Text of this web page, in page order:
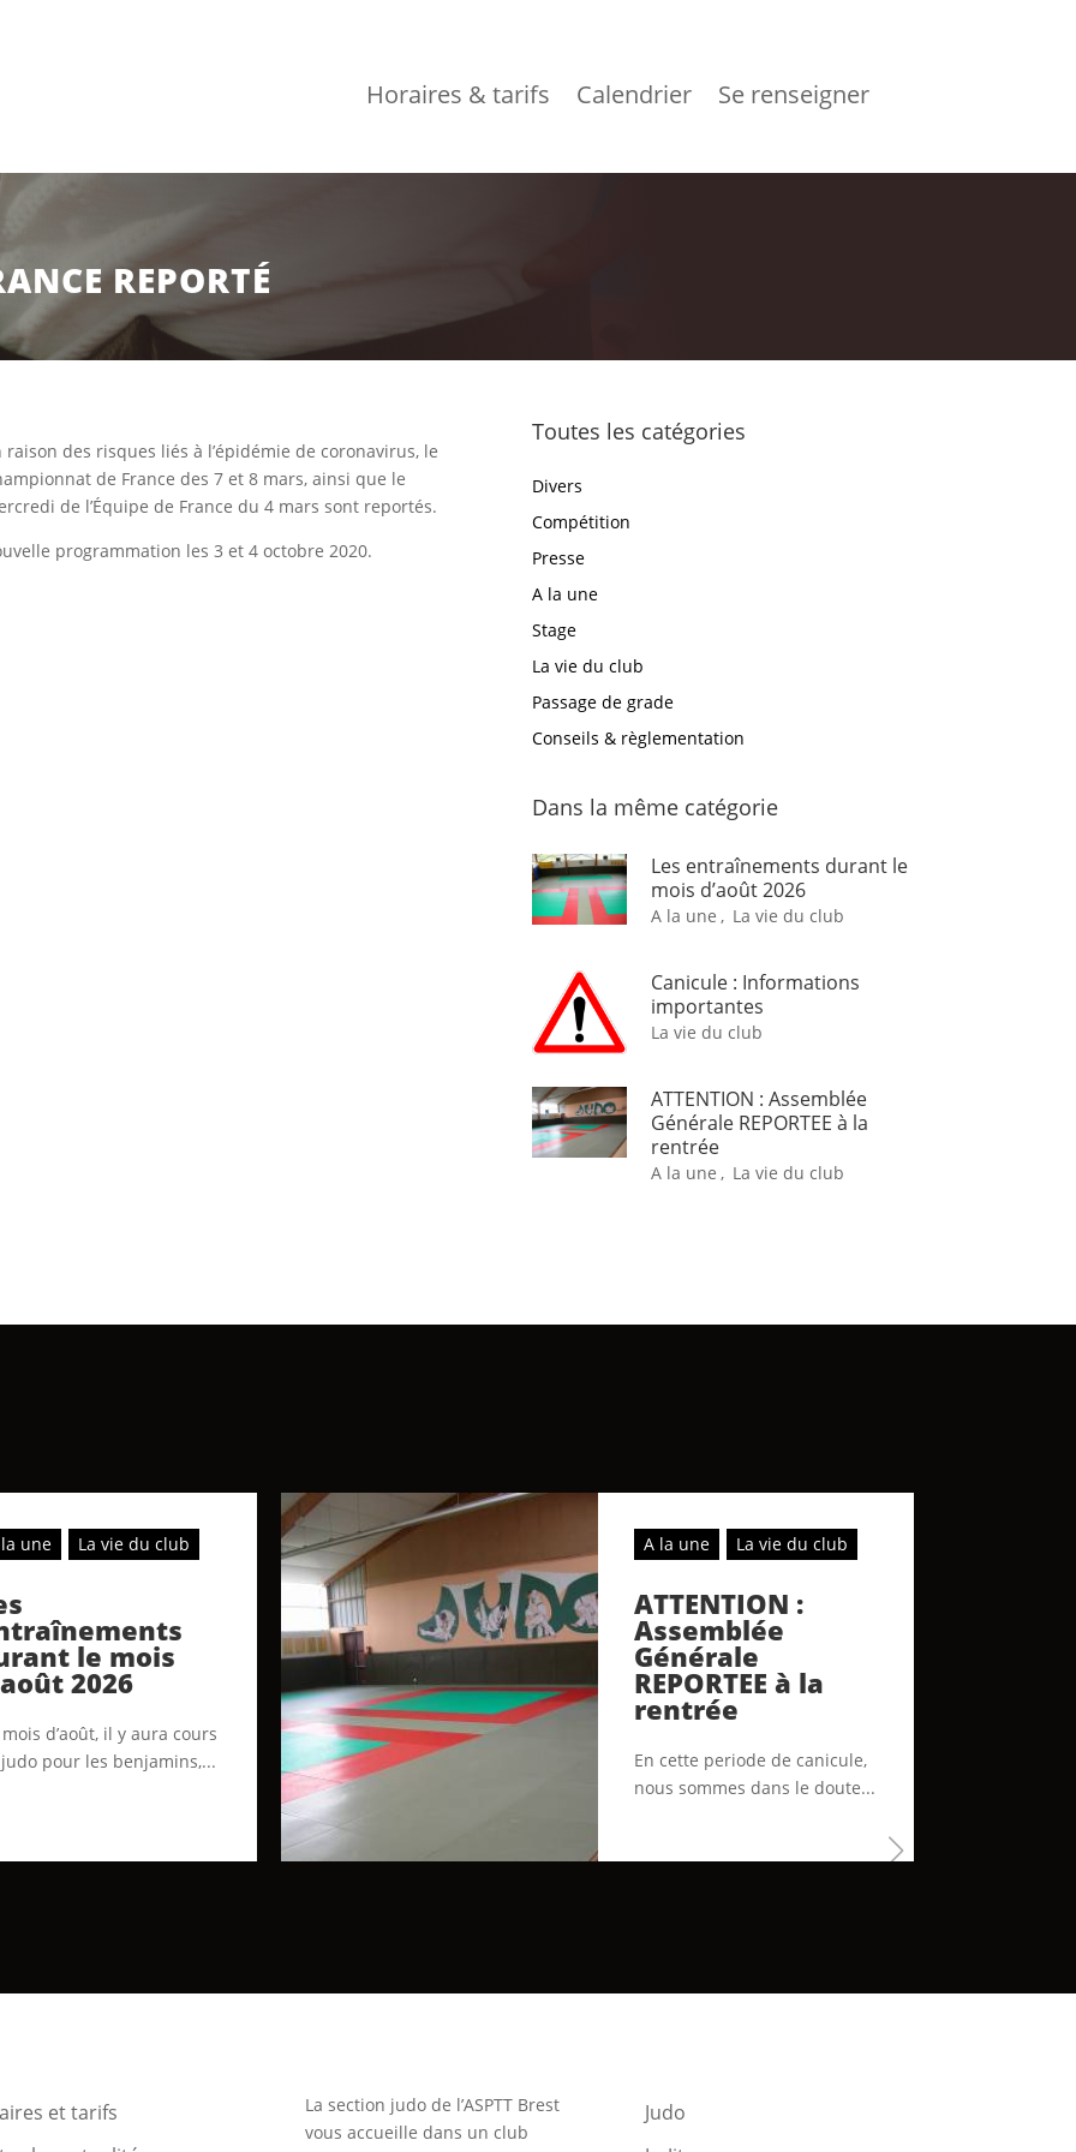
Horaires & tarifs Calendrier Se renseigner
REPORTÉ
raison des risques liés à l’épidémie de coronavirus, le
de France des 7 et 8 mars, ainsi que le
de l’Équipe de France du 4 mars sont reportés.
programmation les 3 et 4 octobre 2020.
Toutes les catégories
Divers
Compétition
Presse
A la une
Stage
La vie du club
Passage de grade
Conseils & règlementation
Dans la même catégorie
Les entraînements durant le
mois d’août 2026
A la une , La vie du club
Canicule : Informations
importantes
La vie du club
ATTENTION : Assemblée
Générale REPORTEE à la
rentrée
A la une , La vie du club
une La vie du club
le mois
2026
d’août, il y aura cours
pour les benjamins,...
A la une La vie du club
ATTENTION :
Assemblée
Générale
REPORTEE à la
rentrée
En cette periode de canicule,
nous sommes dans le doute...
et tarifs
La section judo de l’ASPTT Brest
vous accueille dans un club
Judo